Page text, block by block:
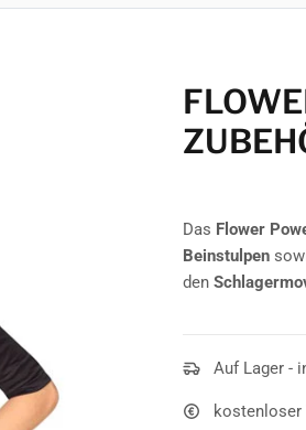
Das Flower
Beinstulpen
den
Auf Lager -
kostenloser